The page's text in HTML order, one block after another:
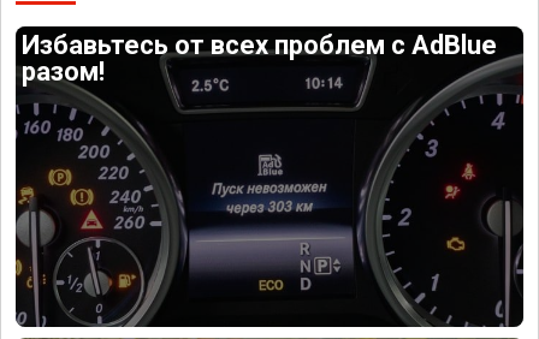
Избавьтесь от всех проблем с AdBlue
разом!